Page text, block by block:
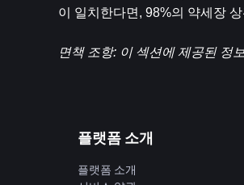
이 일치한다면, 98%의 약세장
면책 조항: 이 섹션에 제공된 정
플랫폼 소개
플랫폼 소개